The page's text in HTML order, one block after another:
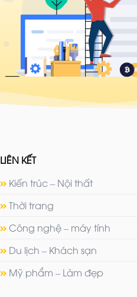
LIÊN KẾT
Kiến trúc – Nội thất
Thời trang
Công nghệ – máy tính
Du lịch – Khách sạn
Mỹ phẩm – Làm đẹp